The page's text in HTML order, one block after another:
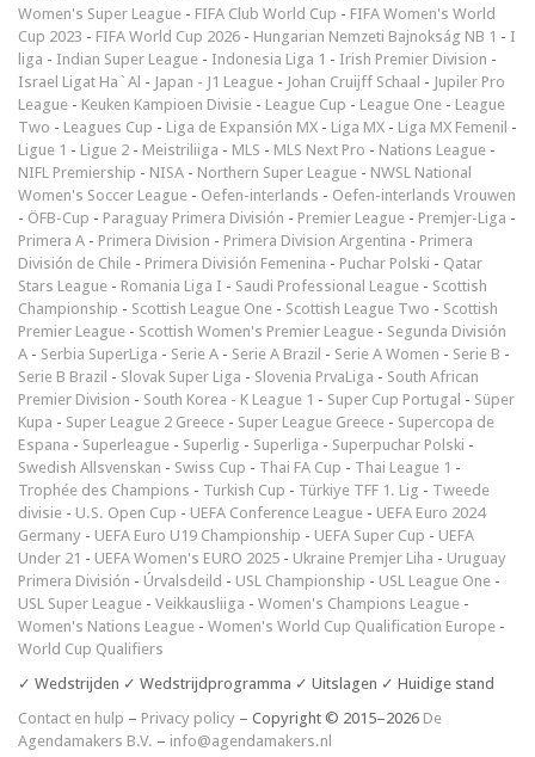
Women's Super League - FIFA Club World Cup - FIFA Women's World
Cup 2023 - FIFA World Cup 2026 - Hungarian Nemzeti Bajnokság NB 1 - I
liga - Indian Super League - Indonesia Liga 1 - Irish Premier Division -
Israel Ligat Ha`Al - Japan - J1 League - Johan Cruijff Schaal - Jupiler Pro
League - Keuken Kampioen Divisie - League Cup - League One - League
Two - Leagues Cup - Liga de Expansión MX - Liga MX - Liga MX Femenil -
Ligue 1 - Ligue 2 - Meistriliiga - MLS - MLS Next Pro - Nations League -
NIFL Premiership - NISA - Northern Super League - NWSL National
Women's Soccer League - Oefen-interlands - Oefen-interlands Vrouwen
- ÖFB-Cup - Paraguay Primera División - Premier League - Premjer-Liga -
Primera A - Primera Division - Primera Division Argentina - Primera
División de Chile - Primera División Femenina - Puchar Polski - Qatar
Stars League - Romania Liga I - Saudi Professional League - Scottish
Championship - Scottish League One - Scottish League Two - Scottish
Premier League - Scottish Women's Premier League - Segunda División
A - Serbia SuperLiga - Serie A - Serie A Brazil - Serie A Women - Serie B -
Serie B Brazil - Slovak Super Liga - Slovenia PrvaLiga - South African
Premier Division - South Korea - K League 1 - Super Cup Portugal - Süper
Kupa - Super League 2 Greece - Super League Greece - Supercopa de
Espana - Superleague - Superlig - Superliga - Superpuchar Polski -
Swedish Allsvenskan - Swiss Cup - Thai FA Cup - Thai League 1 -
Trophée des Champions - Turkish Cup - Türkiye TFF 1. Lig - Tweede
divisie - U.S. Open Cup - UEFA Conference League - UEFA Euro 2024
Germany - UEFA Euro U19 Championship - UEFA Super Cup - UEFA
Under 21 - UEFA Women's EURO 2025 - Ukraine Premjer Liha - Uruguay
Primera División - Úrvalsdeild - USL Championship - USL League One -
USL Super League - Veikkausliiga - Women's Champions League -
Women's Nations League - Women's World Cup Qualification Europe -
World Cup Qualifiers
✓ Wedstrijden ✓ Wedstrijdprogramma ✓ Uitslagen ✓ Huidige stand
Contact en hulp – Privacy policy – Copyright © 2015–2026 De
Agendamakers B.V. – info@agendamakers.nl